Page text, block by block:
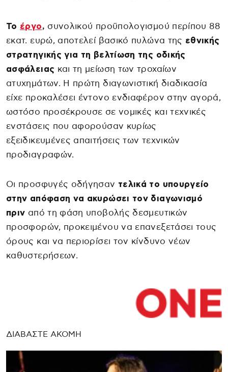
Το έργο, συνολικού προϋπολογισμού περίπου 88
εκατ. ευρώ, αποτελεί βασικό πυλώνα της εθνικής
στρατηγικής για τη βελτίωση της οδικής
ασφάλειας και τη μείωση των τροχαίων
ατυχημάτων. Η πρώτη διαγωνιστική διαδικασία
είχε προκαλέσει έντονο ενδιαφέρον στην αγορά,
ωστόσο προσέκρουσε σε νομικές και τεχνικές
ενστάσεις που αφορούσαν κυρίως
εξειδικευμένες απαιτήσεις των τεχνικών
προδιαγραφών.
Οι προσφυγές οδήγησαν τελικά το υπουργείο
στην απόφαση να ακυρώσει τον διαγωνισμό
πριν από τη φάση υποβολής δεσμευτικών
προσφορών, προκειμένου να επανεξετάσει τους
όρους και να περιορίσει τον κίνδυνο νέων
καθυστερήσεων.
ΔΙΑΒΑΣΤΕ ΑΚΟΜΗ